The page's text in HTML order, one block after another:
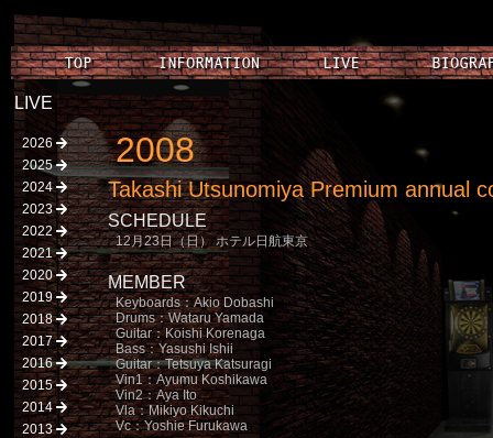
LIVE
2026
2025
2024
2023
2022
2021
2020
2019
2018
2017
2016
2015
2014
2013
2008
Takashi Utsunomiya Premium annual
SCHEDULE
12月23日（日） ホテル日航東京
MEMBER
Keyboards：Akio Dobashi
Drums：Wataru Yamada
Guitar：Koishi Korenaga
Bass：Yasushi Ishii
Guitar：Tetsuya Katsuragi
Vin1：Ayumu Koshikawa
Vin2：Aya Ito
Vla：Mikiyo Kikuchi
Vc：Yoshie Furukawa